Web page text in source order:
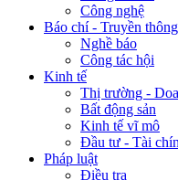
Công nghệ
Báo chí - Truyền thông
Nghề báo
Công tác hội
Kinh tế
Thị trường -
Bất động sản
Kinh tế vĩ mô
Đầu tư - Tài
Pháp luật
Điều tra